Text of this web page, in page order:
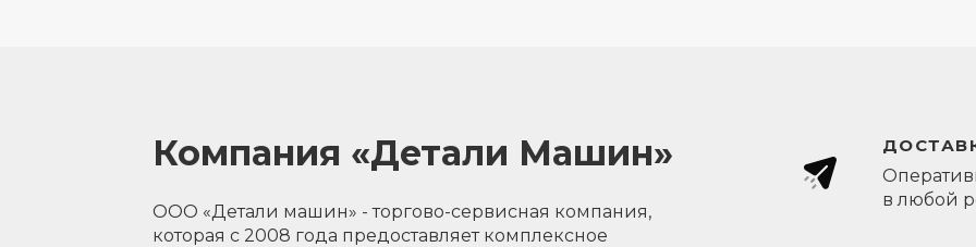
Компания «Детали Машин»
ООО «Детали машин» - торгово-сервисная компания,
которая с 2008 года предоставляет комплексное
в любой